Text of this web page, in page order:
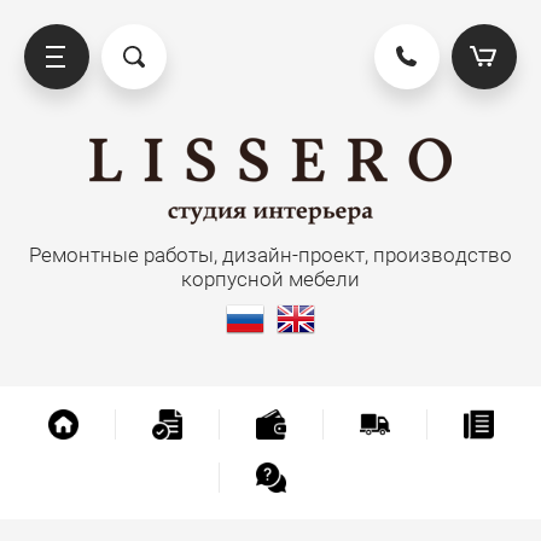
Ремонтные работы, дизайн-проект, производство
корпусной мебели